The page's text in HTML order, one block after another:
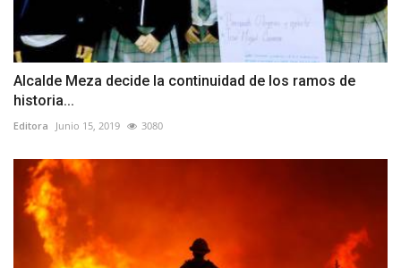
Alcalde Meza decide la continuidad de los ramos de
historia...
Editora Junio 15, 2019 3080